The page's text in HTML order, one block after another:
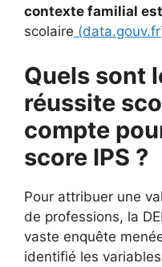
contexte familial
scolaire (data.gouv.fr
Quels sont
réussite
compte
score IPS ?
Pour attribuer une
de professions, la
vaste enquête
identifié les